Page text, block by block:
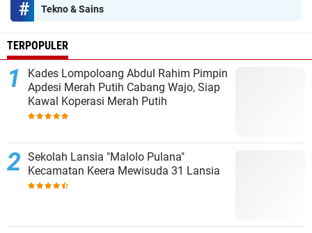
Tekno & Sains
TERPOPULER
Kades Lompoloang Abdul Rahim Pimpin
Apdesi Merah Putih Cabang Wajo, Siap
Kawal Koperasi Merah Putih
Sekolah Lansia "Malolo Pulana"
Kecamatan Keera Mewisuda 31 Lansia